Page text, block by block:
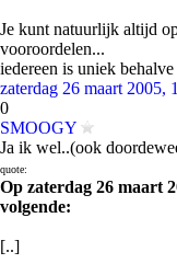
Je kunt natuurlijk altijd
vooroordelen...
iedereen is uniek
zaterdag 26 maart 2005,
0
SMOOGY
Ja ik wel..(ook
quote:
Op zaterdag 26 maart
volgende:
[..]